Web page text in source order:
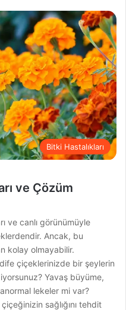
Bitki Hastalıkları
ve Çözüm
ve canlı görünümüyle
Ancak, bu
kolay olmayabilir.
çiçeklerinizde bir şeylerin
Yavaş büyüme,
lekeler mi var?
sağlığını tehdit